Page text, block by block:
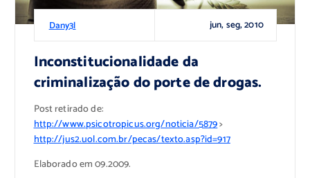
Dany3l jun, seg, 2010
Inconstitucionalidade da
criminalização do porte de drogas.
Post retirado de:
http://www.psicotropicus.org/noticia/5879>
http://jus2.uol.com.br/pecas/texto.asp?id=917
Elaborado em 09.2009.